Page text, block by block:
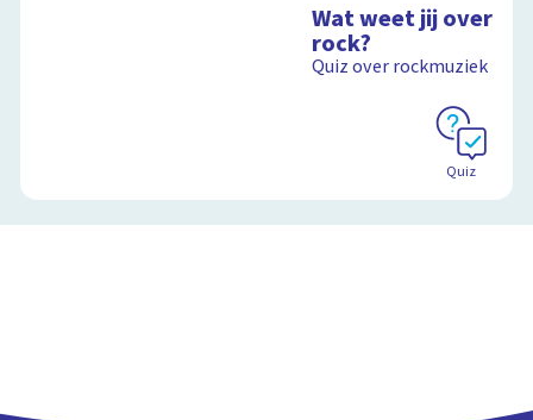
muziekinstrumenten
en muziekstijlen
Schoolplaat
Wat weet jij over
rock?
Quiz over rockmuziek
Quiz